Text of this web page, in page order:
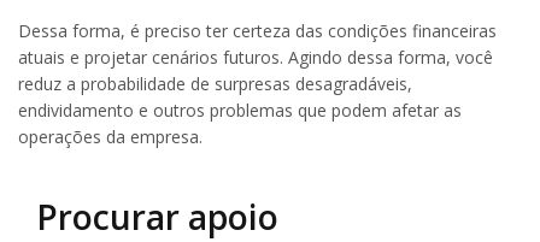
Dessa forma, é preciso ter certeza das condições financeiras
atuais e projetar cenários futuros. Agindo dessa forma, você
reduz a probabilidade de surpresas desagradáveis,
endividamento e outros problemas que podem afetar as
operações da empresa.
Procurar apoio